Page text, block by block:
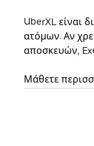
UberXL είναι
ατόμων. Αν
αποσκευών,
Μάθετε